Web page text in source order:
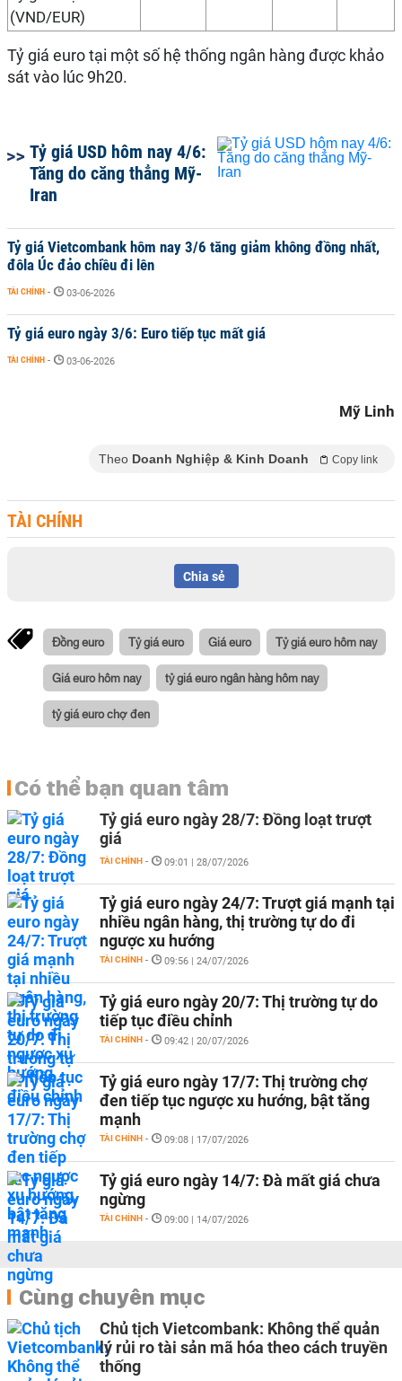
(VND/EUR)
Tỷ giá euro tại một số hệ thống ngân hàng được khảo
sát vào lúc 9h20.
Tỷ giá USD hôm nay 4/6:
Tăng do căng thẳng Mỹ-
Iran
Tỷ giá Vietcombank hôm nay 3/6 tăng giảm không đồng nhất,
đôla Úc đảo chiều đi lên
TÀI CHÍNH - 03-06-2026
Tỷ giá euro ngày 3/6: Euro tiếp tục mất giá
TÀI CHÍNH - 03-06-2026
Mỹ Linh
Theo Doanh Nghiệp & Kinh Doanh Copy link
TÀI CHÍNH
Chia sẻ
Đồng euro Tỷ giá euro Giá euro Tỷ giá euro hôm nay
Giá euro hôm nay tỷ giá euro ngân hàng hôm nay
tỷ giá euro chợ đen
Có thể bạn quan tâm
Tỷ giá euro ngày 28/7: Đồng loạt trượt
giá
TÀI CHÍNH - 09:01 | 28/07/2026
Tỷ giá euro ngày 24/7: Trượt giá mạnh tại
nhiều ngân hàng, thị trường tự do đi
ngược xu hướng
TÀI CHÍNH - 09:56 | 24/07/2026
Tỷ giá euro ngày 20/7: Thị trường tự do
tiếp tục điều chỉnh
TÀI CHÍNH - 09:42 | 20/07/2026
Tỷ giá euro ngày 17/7: Thị trường chợ
đen tiếp tục ngược xu hướng, bật tăng
mạnh
TÀI CHÍNH - 09:08 | 17/07/2026
Tỷ giá euro ngày 14/7: Đà mất giá chưa
ngừng
TÀI CHÍNH - 09:00 | 14/07/2026
Cùng chuyên mục
Chủ tịch Vietcombank: Không thể quản
lý rủi ro tài sản mã hóa theo cách truyền
thống